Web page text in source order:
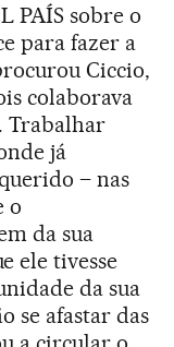
PAÍS sobre o
para fazer a
Ciccio,
colaborava
Trabalhar
já
– nas
o
da sua
ele tivesse
da sua
se afastar das